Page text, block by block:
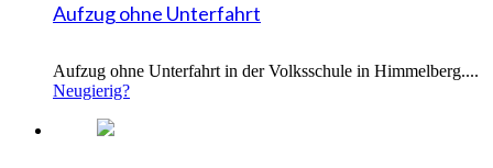
Aufzug ohne Unterfahrt
Aufzug ohne Unterfahrt in der Volksschule in Himmelberg....
Neugierig?